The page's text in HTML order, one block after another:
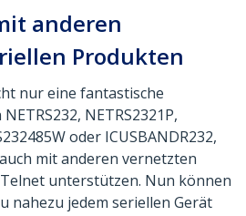
anderen
Produkten
nur eine fantastische
NETRS2321P,
oder ICUSBANDR232,
mit anderen vernetzten
unterstützen. Nun können
nahezu jedem seriellen Gerät